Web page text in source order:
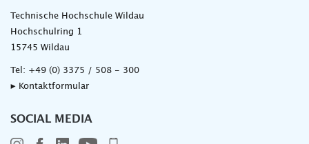
Technische Hochschule Wildau
Hochschulring 1
15745 Wildau
Tel: +49 (0) 3375 / 508 - 300
▸ Kontaktformular
SOCIAL MEDIA